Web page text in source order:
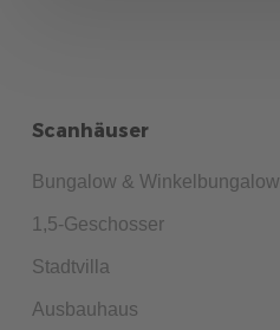
Scanhäuser
Bungalow & Winkelbungalow
1,5-Geschosser
Stadtvilla
Ausbauhaus